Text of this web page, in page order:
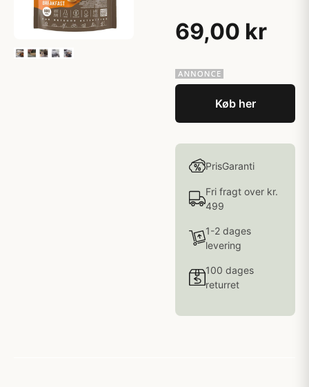
69,00 kr
Køb her
PrisGaranti
Fri fragt over kr.
499
1-2 dages
levering
100 dages
returret